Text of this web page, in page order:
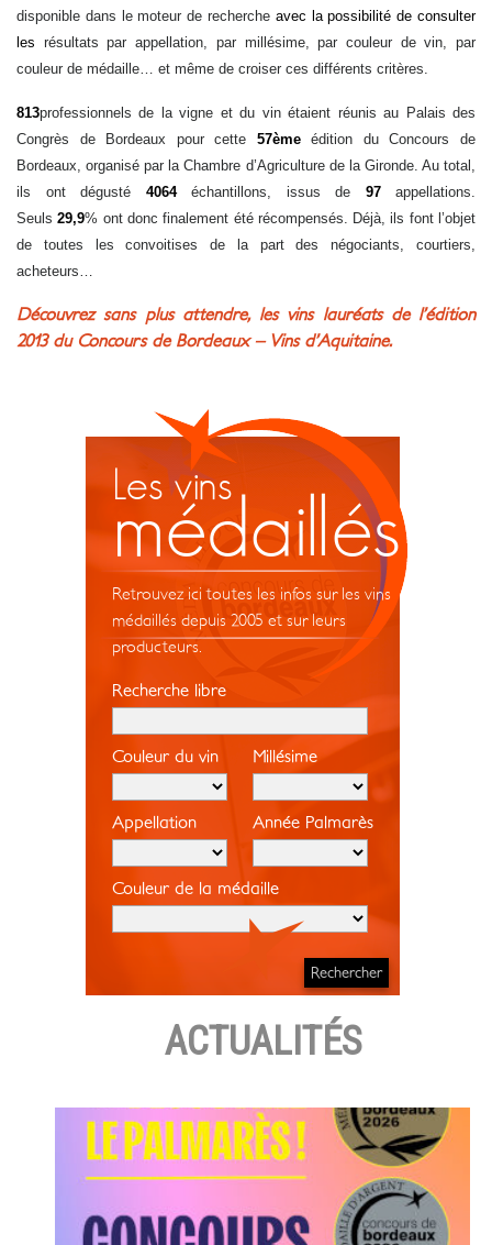
disponible dans le moteur de recherche avec la possibilité de consulter
les résultats par appellation, par millésime, par couleur de vin, par
couleur de médaille… et même de croiser ces différents critères.
813professionnels de la vigne et du vin étaient réunis au Palais des
Congrès de Bordeaux pour cette 57èmeédition du Concours de
Bordeaux, organisé par la Chambre d’Agriculture de la Gironde. Au total,
ils ont dégusté 4064échantillons, issus de 97appellations.
Seuls 29,9% ont donc finalement été récompensés. Déjà, ils font l’objet
de toutes les convoitises de la part des négociants, courtiers,
acheteurs…
Découvrez sans plus attendre, les vins lauréats de l’édition
2013 du Concours de Bordeaux – Vins d’Aquitaine.
Les vins
médaillés
Retrouvez ici toutes les infos sur les vins
médaillés depuis 2005 et sur leurs
producteurs.
Recherche libre
Couleur du vin Millésime
Appellation Année Palmarès
Couleur de la médaille
ACTUALITÉS